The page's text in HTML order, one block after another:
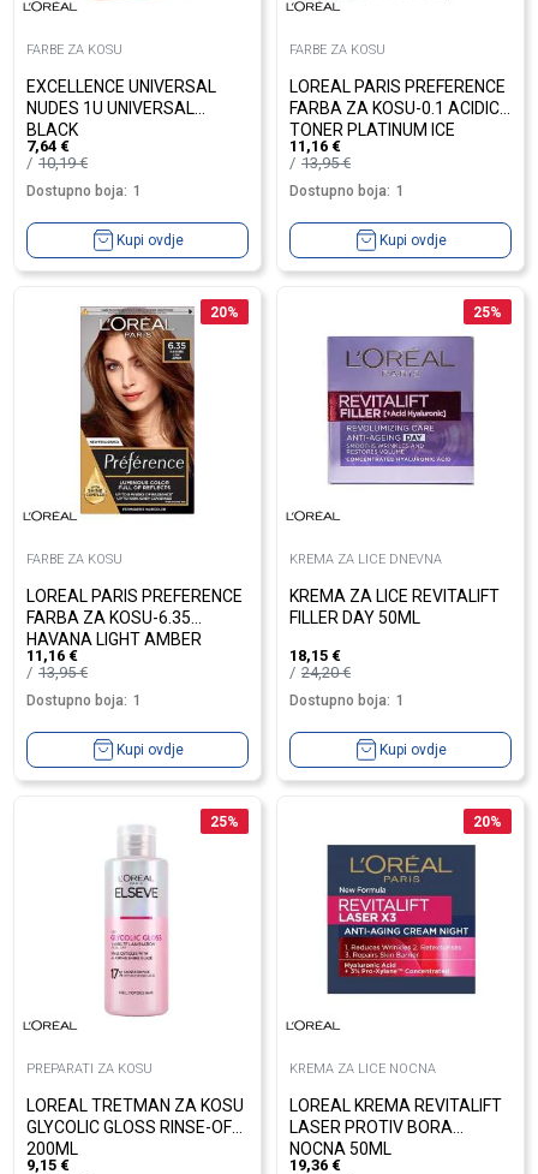
FARBE ZA KOSU
EXCELLENCE UNIVERSAL
NUDES 1U UNIVERSAL
BLACK
7,64 €
10,19€
Dostupno boja: 1
Kupi ovdje
FARBE ZA KOSU
LOREAL PARIS PREFERENCE
FARBA ZA KOSU-0.1 ACIDIC
TONER PLATINUM ICE
11,16 €
13,95€
Dostupno boja: 1
Kupi ovdje
20%
FARBE ZA KOSU
LOREAL PARIS PREFERENCE
FARBA ZA KOSU-6.35
HAVANA LIGHT AMBER
11,16 €
13,95€
Dostupno boja: 1
Kupi ovdje
25%
KREMA ZA LICE DNEVNA
KREMA ZA LICE REVITALIFT
FILLER DAY 50ML
18,15 €
24,20€
Dostupno boja: 1
Kupi ovdje
25%
PREPARATI ZA KOSU
LOREAL TRETMAN ZA KOSU
GLYCOLIC GLOSS RINSE-OFF
200ML
9,15 €
20%
KREMA ZA LICE NOCNA
LOREAL KREMA REVITALIFT
LASER PROTIV BORA
NOCNA 50ML
19,36 €